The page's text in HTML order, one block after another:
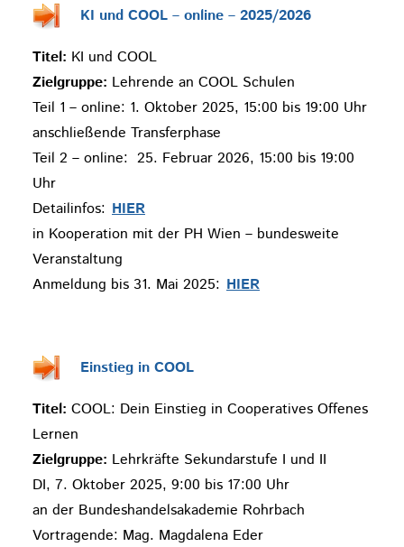
KI und COOL – online – 2025/2026
Titel: KI und COOL
Zielgruppe: Lehrende an COOL Schulen
Teil 1 – online: 1. Oktober 2025, 15:00 bis 19:00 Uhr
anschließende Transferphase
Teil 2 – online: 25. Februar 2026, 15:00 bis 19:00
Uhr
Detailinfos: HIER
in Kooperation mit der PH Wien – bundesweite
Veranstaltung
Anmeldung bis 31. Mai 2025: HIER
Einstieg in COOL
Titel: COOL: Dein Einstieg in Cooperatives Offenes
Lernen
Zielgruppe: Lehrkräfte Sekundarstufe I und II
DI, 7. Oktober 2025, 9:00 bis 17:00 Uhr
an der Bundeshandelsakademie Rohrbach
Vortragende: Mag. Magdalena Eder